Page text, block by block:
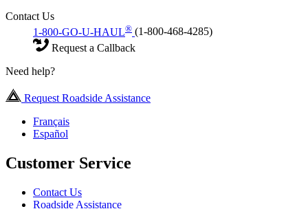
Contact Us
1-800-GO-U-HAUL® (1-800-468-4285)
Request a Callback
Need help?
Request Roadside Assistance
Français
Español
Customer Service
Contact Us
Roadside Assistance